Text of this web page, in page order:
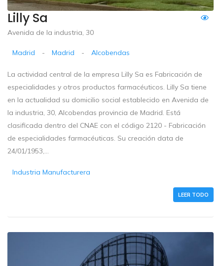
Lilly Sa
Avenida de la industria, 30
Madrid - Madrid - Alcobendas
La actividad central de la empresa Lilly Sa es Fabricación de
especialidades y otros productos farmacéuticos. Lilly Sa tiene
en la actualidad su domicilio social establecido en Avenida de
la industria, 30, Alcobendas provincia de Madrid. Está
clasificada dentro del CNAE con el código 2120 - Fabricación
de especialidades farmacéuticas. Su creación data de
24/01/1953,...
Industria Manufacturera
LEER TODO